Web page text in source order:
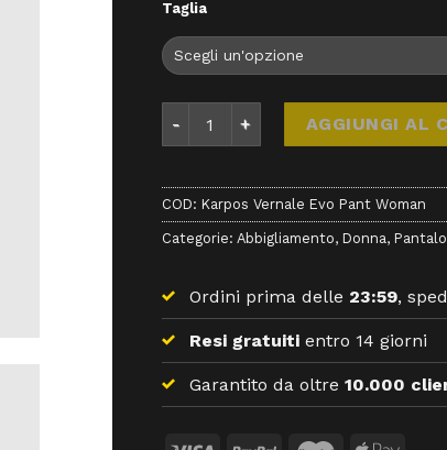
Taglia
AGGIUNGI AL
COD: Karpos Vernale Evo Pant Woman
Categorie: Abbigliamento, Donna,
Ordini prima delle 23:59,
Resi gratuitientro 14 giorni
Garantito da oltre 10.000